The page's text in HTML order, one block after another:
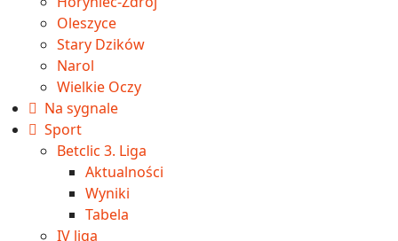
Oleszyce
Stary Dzików
Narol
Wielkie Oczy
Na sygnale
Sport
Betclic 3. Liga
Aktualności
Wyniki
Tabela
IV liga